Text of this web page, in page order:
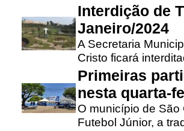
Interdição de
Janeiro/2024
A Secretaria
Cristo ficará
Primeiras
nesta quarta-
O município de
Futebol Júnior, a